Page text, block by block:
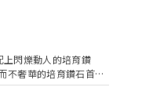
上閃爍動人的培育鑽
不奢華的培育鑽石首
，全港共設有三間分